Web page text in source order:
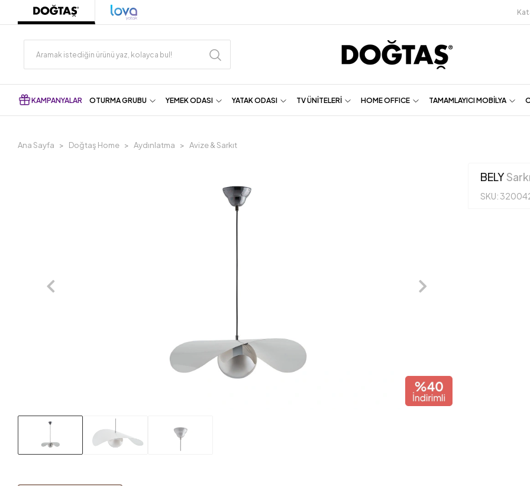
KAMPANYALAR OTURMA GRUBU YEMEK ODASI YATAK ODASI TV ÜNİTELERİ HOME OFFICE TAMAMLAYICI MOBİLYA
Ana Sayfa Doğtaş Home Aydınlatma Avize & Sarkıt
BELY
SKU: